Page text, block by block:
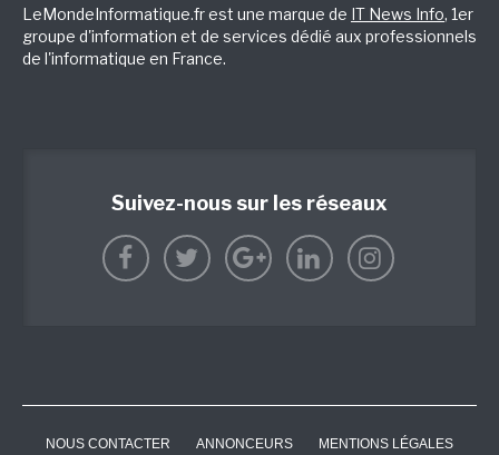
LeMondeInformatique.fr est une marque de IT News Info, 1er
groupe d'information et de services dédié aux professionnels
de l'informatique en France.
Suivez-nous sur les réseaux
NOUS CONTACTER ANNONCEURS
MENTIONS LÉGALES